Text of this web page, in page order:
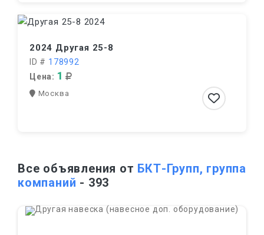
2024 Другая 25-8
ID # 178992
Цена: 1
Москва
Все объявления от БКТ-Групп, группа
компаний - 393